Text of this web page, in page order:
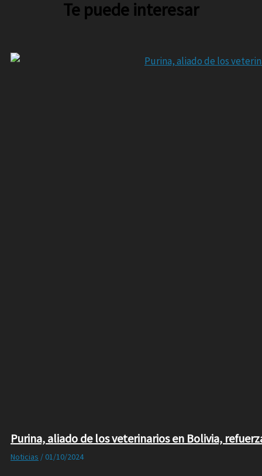
Te puede interesar
Purina, aliado de los veterinarios en Bolivia,
Noticias / 01/10/2024